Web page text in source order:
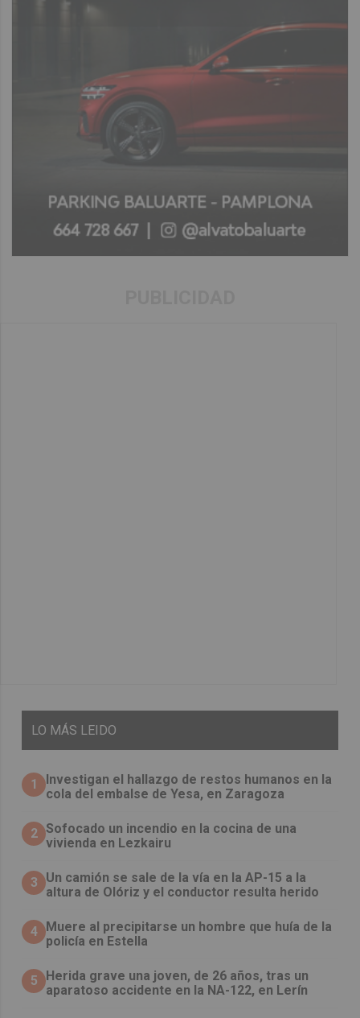
LO MÁS LEIDO
1
Investigan el hallazgo de restos humanos en la
cola del embalse de Yesa, en Zaragoza
2 Sofocado un incendio en la cocina de una
vivienda en Lezkairu
3
Un camión se sale de la vía en la AP-15 a la
altura de Olóriz y el conductor resulta herido
4 Muere al precipitarse un hombre que huía de la
policía en Estella
5
Herida grave una joven, de 26 años, tras un
aparatoso accidente en la NA-122, en Lerín